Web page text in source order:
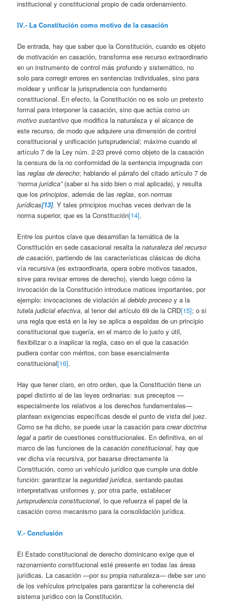
institucional y constitucional propio de cada ordenamiento.
IV.- La Constitución como motivo de la casación
De entrada, hay que saber que la Constitución, cuando es objeto
de motivación en casación, transforma ese recurso extraordinario
en un instrumento de control más profundo y sistemático, no
solo para corregir errores en sentencias individuales, sino para
moldear y unificar la jurisprudencia con fundamento
constitucional. En efecto, la Constitución no es solo un pretexto
formal para interponer la casación, sino que actúa como un
motivo sustantivo que modifica la naturaleza y el alcance de
este recurso, de modo que adquiere una dimensión de control
constitucional y unificación jurisprudencial; máxime cuando el
artículo 7 de la Ley núm. 2-23 prevé como objeto de la casación
la censura de la no conformidad de la sentencia impugnada con
lasreglas de derecho; hablando el párrafo del citado artículo 7 de
“norma jurídica”(saber si ha sido bien o mal aplicada), y resulta
que losprincipios, además de lasreglas, sonnormas
jurídicas[13]. Y tales principios muchas veces derivan de la
norma superior, que es la Constitución[14].
Entre los puntos clave que desarrollan la temática de la
Constitución en sede casacional resalta lanaturaleza del recurso
de casación, partiendo de las características clásicas de dicha
vía recursiva (es extraordinaria, opera sobre motivos tasados,
sirve para revisar errores de derecho), viendo luego cómo la
invocación de la Constitución introduce matices importantes, por
ejemplo: invocaciones de violación aldebido proceso y a la
tutela judicial efectiva, al tenor del artículo 69 de la CRD[15]; o si
una regla que está en la ley se aplica a espaldas de un principio
constitucional que sugería, en el marco de lo justo y útil,
flexibilizar o a inaplicar la regla, caso en el que la casación
pudiera contar con méritos, con base esencialmente
constitucional[16].
Hay que tener claro, en otro orden, que la Constitución tiene un
papel distinto al de las leyes ordinarias: sus preceptos —
especialmente los relativos a los derechos fundamentales—
plantean exigencias específicas desde el punto de vista del juez.
Como se ha dicho, se puede usar la casación paracrear doctrina
legala partir de cuestiones constitucionales. En definitiva, en el
marco de las funciones de lacasación constitucional, hay que
ver dicha vía recursiva, por basarse directamente la
Constitución, como un vehículo jurídico que cumple una doble
función: garantizar laseguridad jurídica, sentando pautas
interpretativas uniformes y, por otra parte, establecer
jurisprudencia constitucional, lo que refuerza el papel de la
casación como mecanismo para la consolidación jurídica.
V.- Conclusión
El Estado constitucional de derecho dominicano exige que el
razonamiento constitucional esté presente en todas las áreas
jurídicas. La casación —por su propia naturaleza— debe ser uno
de los vehículos principales para garantizar la coherencia del
sistema jurídico con la Constitución.